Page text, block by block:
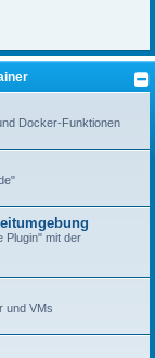
Docker-Funktionen
Plugin" mit der
und VMs